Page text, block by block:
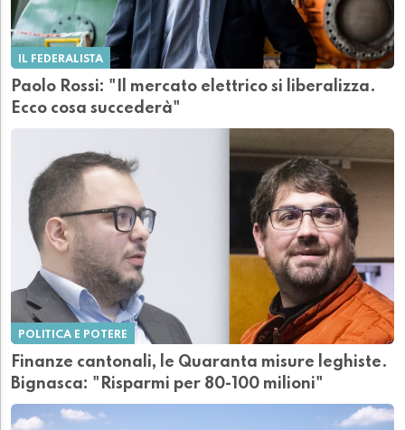
IL FEDERALISTA
Paolo Rossi: "Il mercato elettrico si liberalizza.
Ecco cosa succederà"
POLITICA E POTERE
Finanze cantonali, le Quaranta misure leghiste.
Bignasca: "Risparmi per 80-100 milioni"